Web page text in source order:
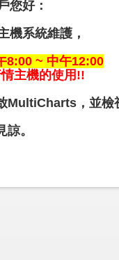
您好：
機系統維護，
8:00 ~ 中午12:00
主機的使用!!
MultiCharts ，並
。